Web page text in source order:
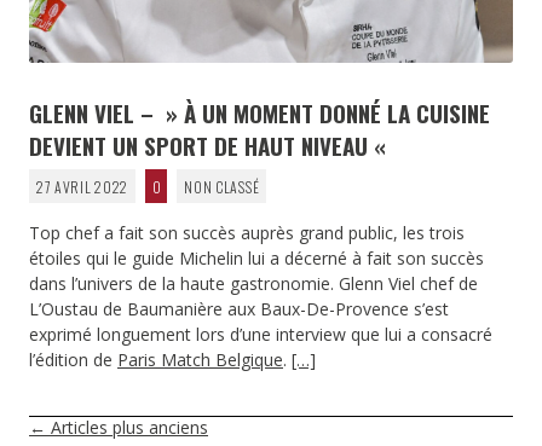
GLENN VIEL – » À UN MOMENT DONNÉ LA CUISINE
DEVIENT UN SPORT DE HAUT NIVEAU «
27 AVRIL 2022 0 NON CLASSÉ
Top chef a fait son succès auprès grand public, les trois
étoiles qui le guide Michelin lui a décerné à fait son succès
dans l’univers de la haute gastronomie. Glenn Viel chef de
L’Oustau de Baumanière aux Baux-De-Provence s’est
exprimé longuement lors d’une interview que lui a consacré
l’édition de Paris Match Belgique. […]
NAVIGATION
DES
← Articles plus anciens